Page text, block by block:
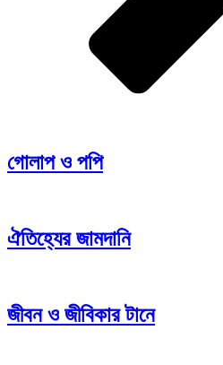
গোলাপ ও পপি
ঐতিহ্যের জামদানি
জীবন ও জীবিকার টানে